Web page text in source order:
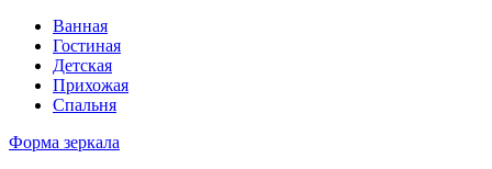
Ванная
Гостиная
Детская
Прихожая
Спальня
Форма зеркала